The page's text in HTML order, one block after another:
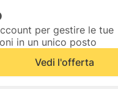
per gestire le tue
in un unico posto
Vedi l'offerta